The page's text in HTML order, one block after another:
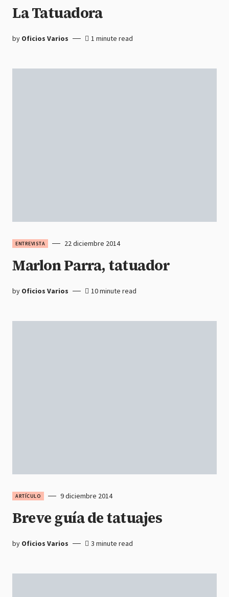
La Tatuadora
by Oficios Varios 1 minute read
ENTREVISTA 22 diciembre 2014
Marlon Parra, tatuador
by Oficios Varios 10 minute read
ARTÍCULO 9 diciembre 2014
Breve guía de tatuajes
by Oficios Varios 3 minute read